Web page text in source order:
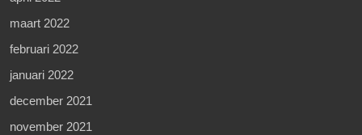
maart 2022
februari 2022
januari 2022
december 2021
november 2021